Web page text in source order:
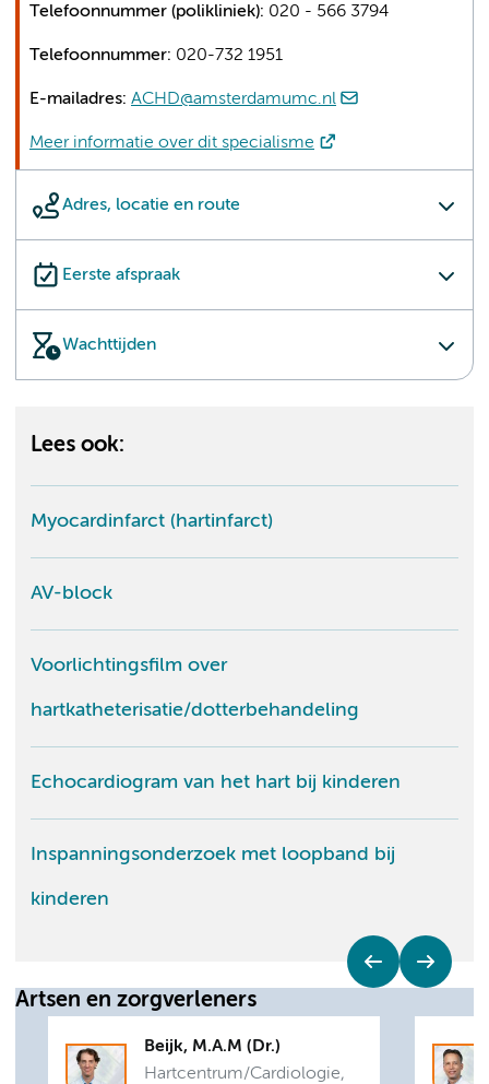
Adres, locatie en route
Eerste afspraak
Wachttijden
Telefoonnummer (polikliniek): 020 - 566 3794
Telefoonnummer: 020-732 1951
E-mailadres: ACHD@amsterdamumc.nl
Meer informatie over dit specialisme
Lees ook:
Myocardinfarct (hartinfarct)
AV-block
Voorlichtingsfilm over
hartkatheterisatie/dotterbehandeling
Echocardiogram van het hart bij kinderen
Inspanningsonderzoek met loopband bij
kinderen
Artsen en zorgverleners
Beijk, M.A.M (Dr.)
Hartcentrum/Cardiologie,